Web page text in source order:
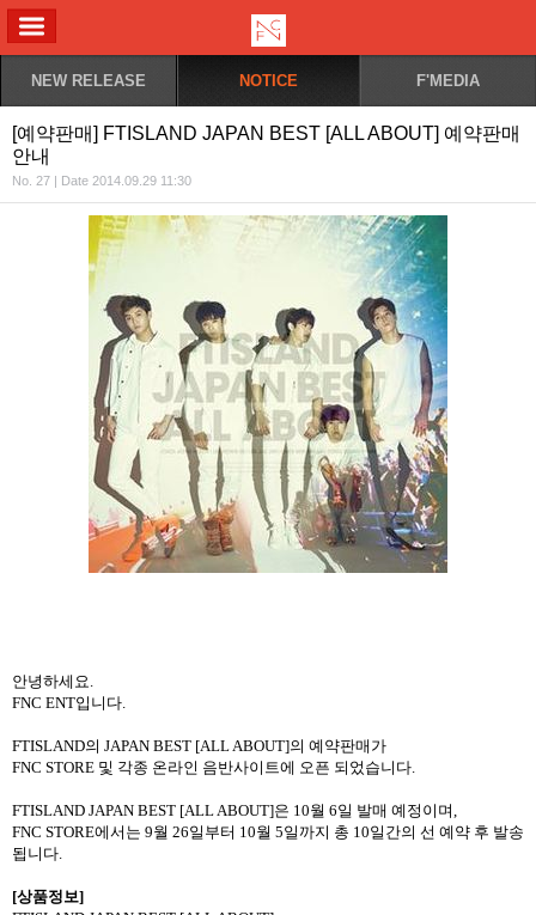
NEW RELEASE NOTICE F'MEDIA
[예약판매] FTISLAND JAPAN BEST [ALL ABOUT] 예약판매
안내
No. 27 | Date 2014.09.29 11:30
안녕하세요.
FNC ENT입니다.
FTISLAND의 JAPAN BEST [ALL ABOUT]의 예약판매가
FNC STORE 및 각종 온라인 음반사이트에 오픈 되었습니다.
FTISLAND JAPAN BEST [ALL ABOUT]은 10월 6일 발매 예정이며,
FNC STORE에서는 9월 26일부터 10월 5일까지 총 10일간의 선 예약 후 발송
됩니다.
[상품정보]